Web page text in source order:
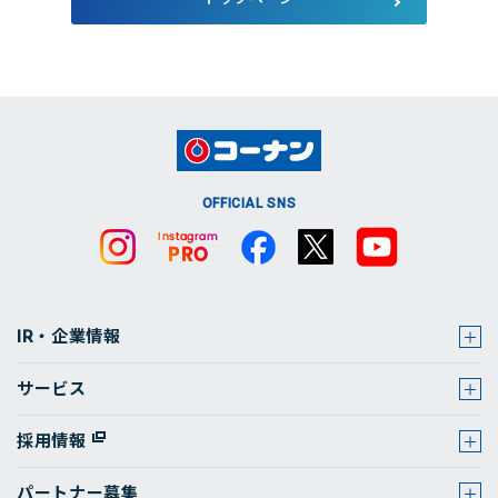
OFFICIAL SNS
IR・企業情報
サービス
採用情報
パートナー募集